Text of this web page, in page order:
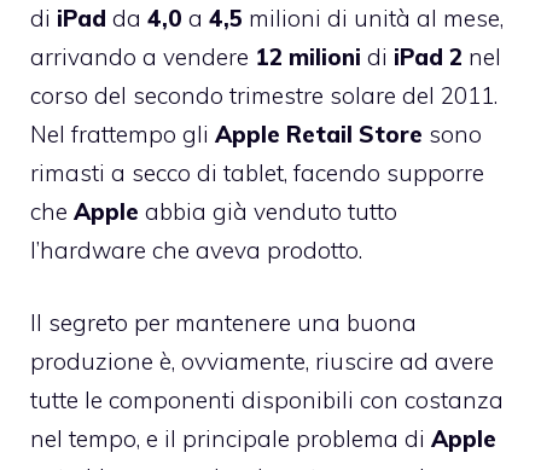
di iPad da 4,0 a 4,5 milioni di unità al mese,
arrivando a vendere 12 milioni di iPad 2 nel
corso del secondo trimestre solare del 2011.
Nel frattempo gli Apple Retail Store sono
rimasti a secco di tablet, facendo supporre
che Apple abbia già venduto tutto
l’hardware che aveva prodotto.
Il segreto per mantenere una buona
produzione è, ovviamente, riuscire ad avere
tutte le componenti disponibili con costanza
nel tempo, e il principale problema di Apple